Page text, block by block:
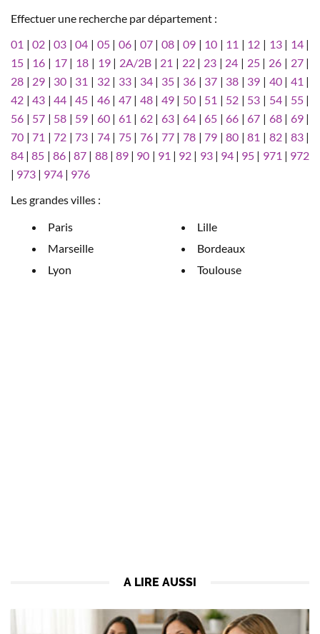
Effectuer une recherche par département :
01 |02 |03 |04 | 05| 06| 07| 08| 09 | 10 | 11 | 12 | 13| 14|
15 | 16 | 17| 18 | 19| 2A/2B| 21 | 22| 23 | 24 | 25| 26 | 27|
28 | 29 | 30 | 31 | 32| 33| 34| 35| 36 | 37 | 38 | 39 | 40| 41 |
42 |43 |44 |45 | 46| 47| 48| 49| 50 | 51 | 52 | 53 | 54| 55|
56 | 57 | 58 | 59 | 60| 61 | 62| 63| 64 |65 |66 |67 | 68| 69|
70 |71 |72 |73 | 74| 75| 76| 77| 78 |79 |80 |81 | 82| 83|
84 |85 | 86|87 | 88| 89| 90 | 91 | 92 | 93| 94| 95 | 971 | 972
| 973 | 974 | 976
Les grandes villes :
Paris
Marseille
Lyon
Lille
Bordeaux
Toulouse
A LIRE AUSSI